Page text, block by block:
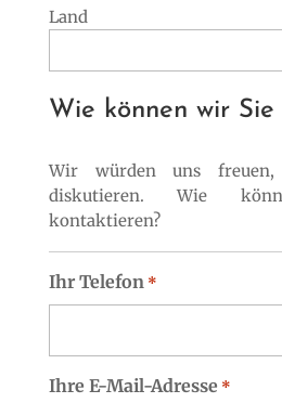
Land
Wie können wir Sie
Wir würden uns
diskutieren. Wie
kontaktieren?
Ihr Telefon *
Ihre E-Mail-Adresse *